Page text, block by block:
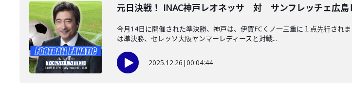
元日決戦！ INAC神戸レオネッサ 対 サンフレッチェ広島
今月14日に開催された準決勝、神戸は、伊賀FCくノ一三重に１点先行され
は準決勝、セレッソ大阪ヤンマーレディースと対戦...
2025.12.26 |00:04:44